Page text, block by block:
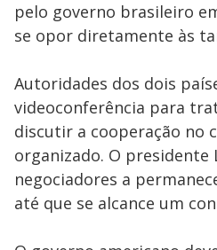
pelo governo brasileiro
se opor diretamente às
Autoridades dos dois
videoconferência para
discutir a cooperação no
organizado. O presidente
negociadores a
até que se alcance um